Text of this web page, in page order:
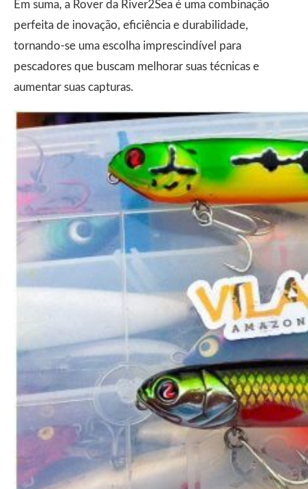
Em suma, a Rover da River2Sea é uma combinação
perfeita de inovação, eficiência e durabilidade,
tornando-se uma escolha imprescindível para
pescadores que buscam melhorar suas técnicas e
aumentar suas capturas.